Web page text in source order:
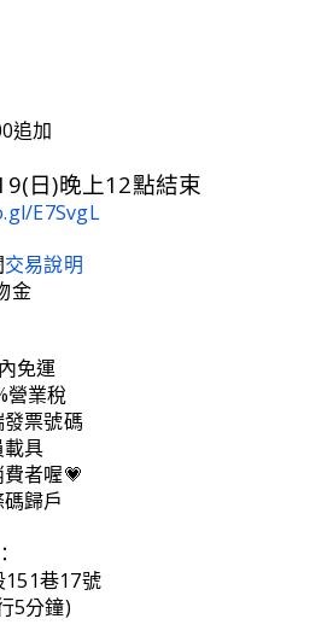
追加
日)晚上12點結束
E7SvgL
交易說明
金
免運
營業稅
票號碼
具
者喔💗
歸戶
151巷17號
5分鐘)